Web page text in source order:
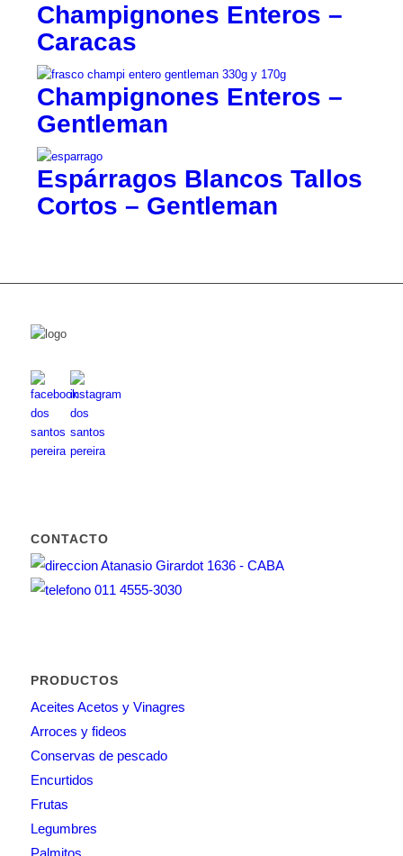
Champignones Enteros –
Caracas
Champignones Enteros –
Gentleman
Espárragos Blancos Tallos
Cortos – Gentleman
CONTACTO
Atanasio Girardot 1636 - CABA
011 4555-3030
PRODUCTOS
Aceites Acetos y Vinagres
Arroces y fideos
Conservas de pescado
Encurtidos
Frutas
Legumbres